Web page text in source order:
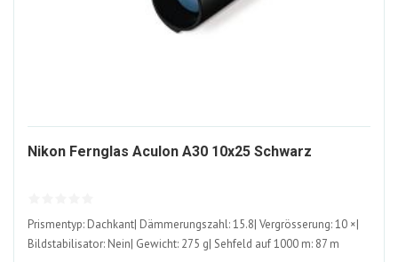
Nikon Fernglas Aculon A30 10x25 Schwarz
Prismentyp: Dachkant| Dämmerungszahl: 15.8| Vergrösserung: 10 ×|
Bildstabilisator: Nein| Gewicht: 275 g| Sehfeld auf 1000 m: 87 m